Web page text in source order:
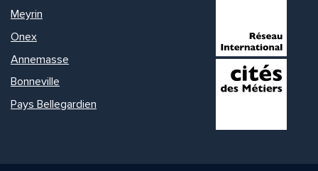
Meyrin
Onex
Annemasse
Bonneville
Pays Bellegardien